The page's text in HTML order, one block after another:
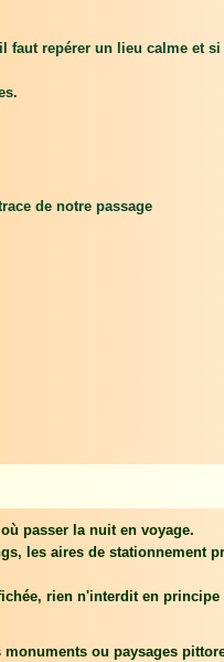
repérer un lieu calme et
de notre passage
passer la nuit en voyage.
les aires de stationnement
rien n'interdit en
ou paysages